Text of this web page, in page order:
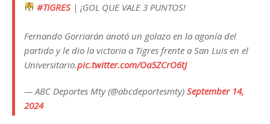
#TIGRES| ¡GOL QUE VALE 3 PUNTOS!
Fernando Gorriarán anotó un golazo en la agonía del
partido y le dio la victoria a Tigres frente a San Luis en el
Universitario.pic.twitter.com/Oa5ZCrO6tJ
— ABC Deportes Mty (@abcdeportesmty) September 14,
2024